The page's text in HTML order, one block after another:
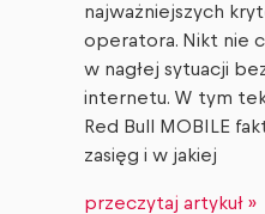
najważniejszych
operatora. Nikt nie
w nagłej sytuacji
internetu. W tym
Red Bull MOBILE
zasięg i w jakiej
przeczytaj artykuł »